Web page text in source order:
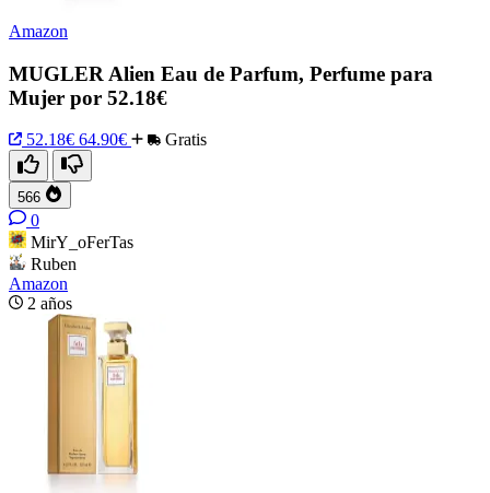
Amazon
MUGLER Alien Eau de Parfum, Perfume para
Mujer por 52.18€
52.18€ 64.90€ Gratis
566
0
MirY_oFerTas
Ruben
Amazon
2 años